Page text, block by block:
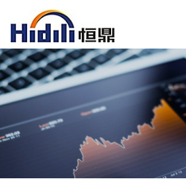
首页
关于恒鼎
新闻中心